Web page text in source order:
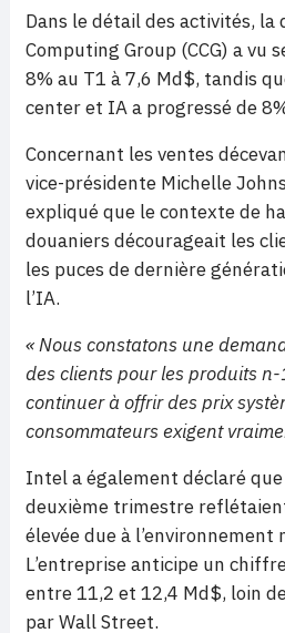
Dans le détail des activités, la
Computing Group (CCG) a vu
8% au T1 à 7,6 Md$, tandis
center et IA a progressé de
Concernant les ventes
vice-présidente Michelle
expliqué que le contexte de
douaniers décourageait les
les puces de dernière
l’IA.
« Nous constatons une
des clients pour les produits
continuer à offrir des prix
consommateurs exigent
Intel a également déclaré
deuxième trimestre
élevée due à l’environnement
L’entreprise anticipe un
entre 11,2 et 12,4 Md$, loin
par Wall Street.